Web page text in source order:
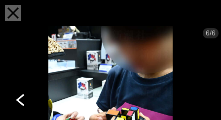
6/6